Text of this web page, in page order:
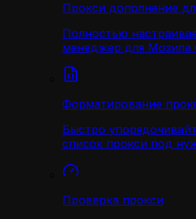
Прокси дополнение
Полностью
менеджер для Мозила
Форматирование
Быстро
список прокси под
Проверка прокси